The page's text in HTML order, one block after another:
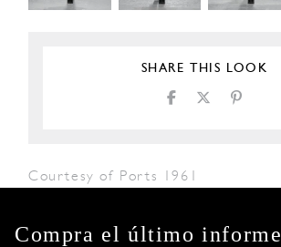
SHARE THIS LOOK
Courtesy of Ports 1961
Compra el último informe